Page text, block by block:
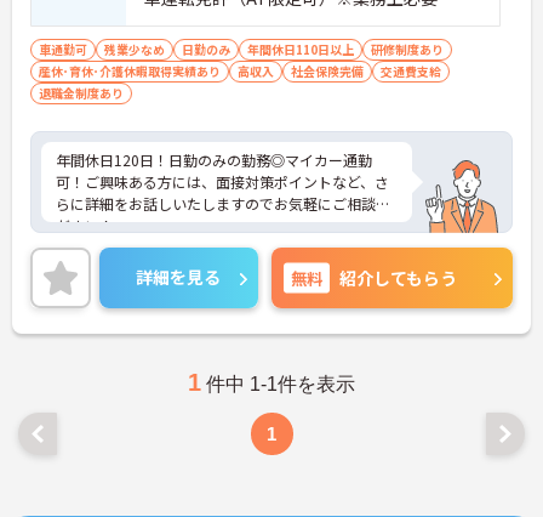
車通勤可 残業少なめ 日勤のみ 年間休日110日以上
研修制度あり
産休･育休･介護休暇取得実績あり
高収入 社会保険完備
交通費支給
退職金制度あり
年間休日120日！日勤のみの勤務◎マイカー通勤
可！ご興味ある方には、面接対策ポイントなど、さ
らに詳細をお話しいたしますのでお気軽にご相談く
ださい！
詳細を見る 無料 紹介してもらう
1 件中 1-1件を表示
1